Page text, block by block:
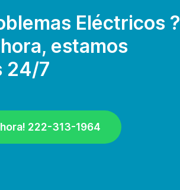
Eléctricos ?
estamos
24/7
222-313-1964